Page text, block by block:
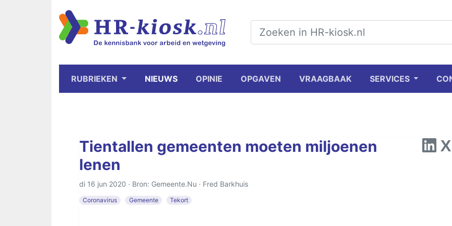
RUBRIEKEN NIEUWS OPINIE OPGAVEN VRAAGBAAK SERVICES
Tientallen gemeenten moeten miljoenen
lenen
di 16 jun 2020 · Bron: Gemeente.Nu · Fred Barkhuis
Coronavirus Gemeente Tekort